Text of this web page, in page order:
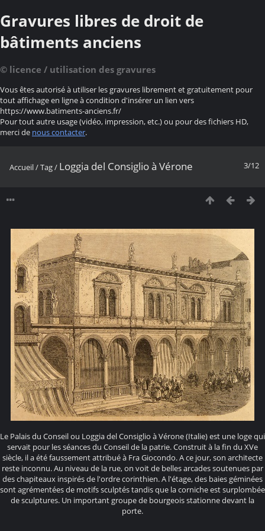
Gravures libres de droit de
bâtiments anciens
© licence / utilisation des gravures
Vous êtes autorisé à utiliser les gravures librement et gratuitement pour
tout affichage en ligne à condition d'insérer un lien vers
https://www.batiments-anciens.fr/
Pour tout autre usage (vidéo, impression, etc.) ou pour des fichiers HD,
merci de nous contacter.
3/12
Accueil/Tag/ Loggia del Consiglio à Vérone
Le Palais du Conseil ou Loggia del Consiglio à Vérone (Italie) est une loge qui
servait pour les séances du Conseil de la patrie. Construit à la fin du XVe
siècle, il a été faussement attribué à Fra Giocondo. A ce jour, son architecte
reste inconnu. Au niveau de la rue, on voit de belles arcades soutenues par
des chapiteaux inspirés de l'ordre corinthien. A l'étage, des baies géminées
sont agrémentées de motifs sculptés tandis que la corniche est surplombée
de sculptures. Un important groupe de bourgeois stationne devant la
porte.